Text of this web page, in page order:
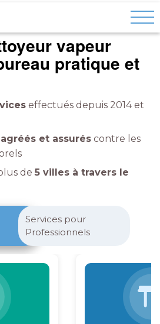
vapeur
pratique et
effectués depuis 2014 et
agréés et assurés contre les
de 5 villes à travers le
Services pour
Professionnels